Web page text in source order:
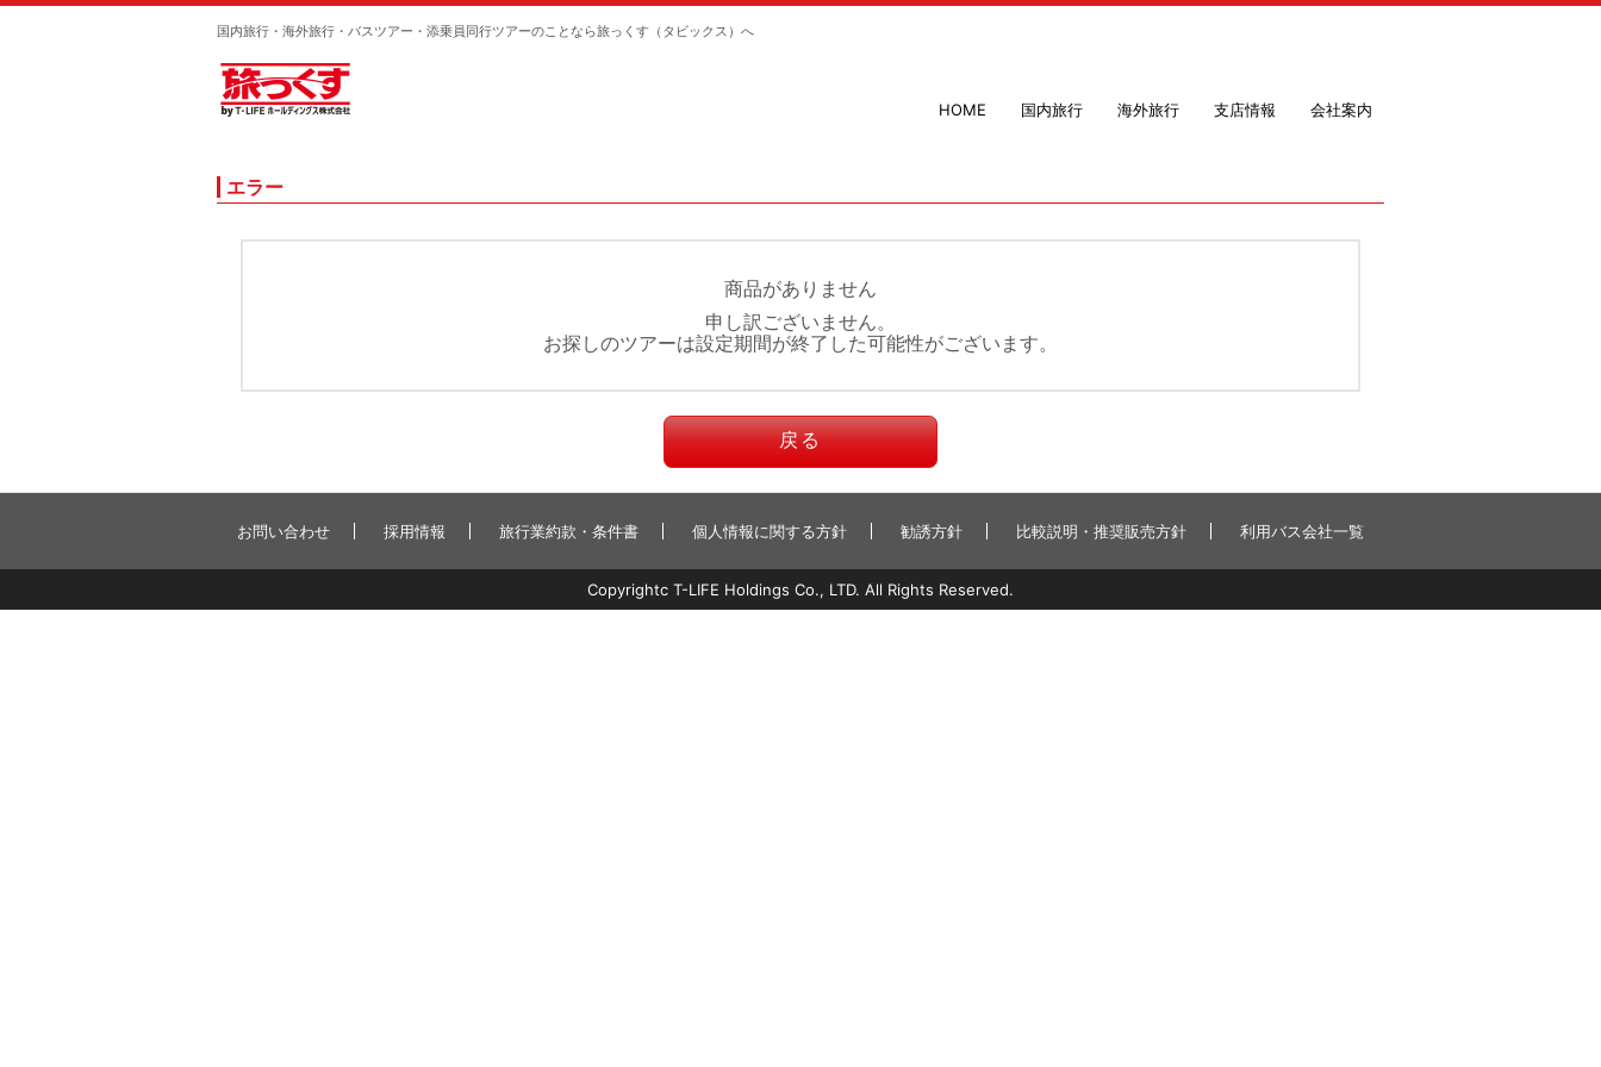
国内旅行・海外旅行・バスツアー・添乗員同行ツアーのことなら旅っくす（タビックス）へ
HOME 国内旅行 海外旅行 支店情報 会社案内
エラー
商品がありません
申し訳ございません。
お探しのツアーは設定期間が終了した可能性がございます。
戻る
お問い合わせ 採用情報 旅行業約款・条件書 個人情報に関する方針 勧誘方針 比較説明・推奨販売方針 利用バス会社一覧
Copyrightc T-LIFE Holdings Co., LTD. All Rights Reserved.